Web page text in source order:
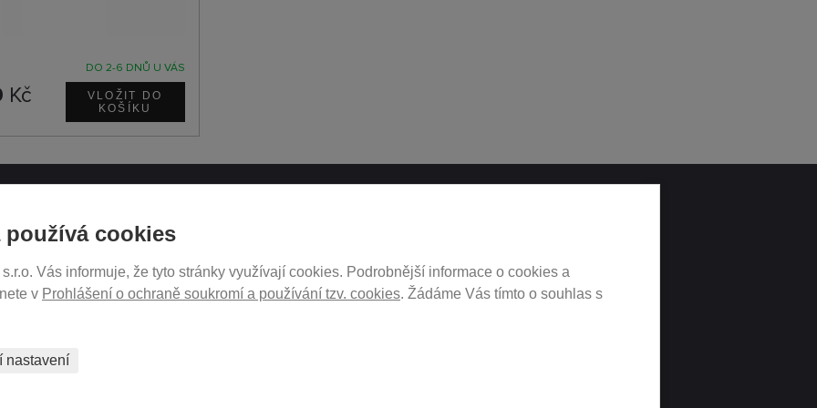
DO 2-6 DNŮ U VÁS
Kč
používá cookies
Vás informuje, že tyto stránky využívají cookies. Podrobnější informace o cookies a
v Prohlášení o ochraně soukromí a používání tzv. cookies. Žádáme Vás tímto o souhlas s
nastavení